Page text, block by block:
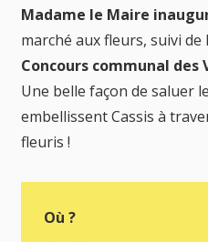
Madame le Maire
marché aux fleurs, suivi de
Concours communal
Une belle façon de saluer
embellissent Cassis à
fleuris !
Où ?